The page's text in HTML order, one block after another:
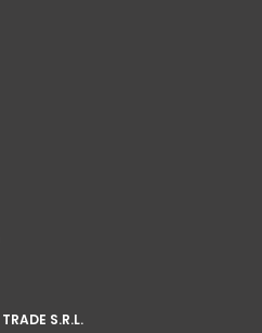
S.R.L.